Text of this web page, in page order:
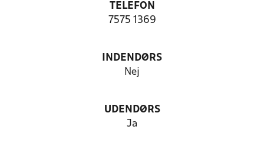
TELEFON
7575 1369
INDENDØRS
Nej
UDENDØRS
Ja